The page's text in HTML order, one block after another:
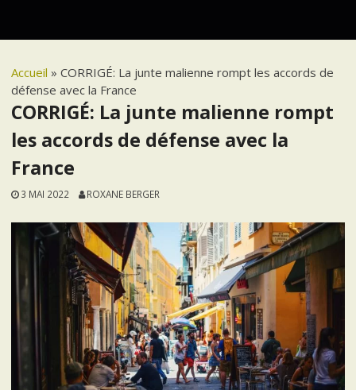
Accueil »CORRIGÉ: La junte malienne rompt les accords de
défense avec la France
CORRIGÉ: La junte malienne rompt
les accords de défense avec la
France
3 MAI 2022 ROXANE BERGER